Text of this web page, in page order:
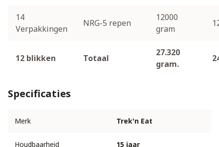
14
Verpakkingen
NRG-5 repen
12000
gram
12 blikken Totaal
27.320
gram.
Specificaties
Merk Trek'n Eat
Houdbaarheid 15 jaar